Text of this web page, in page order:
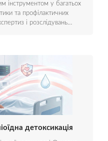
інструментом у багатьох
та профілактичних
і розслідувань…
детоксикація